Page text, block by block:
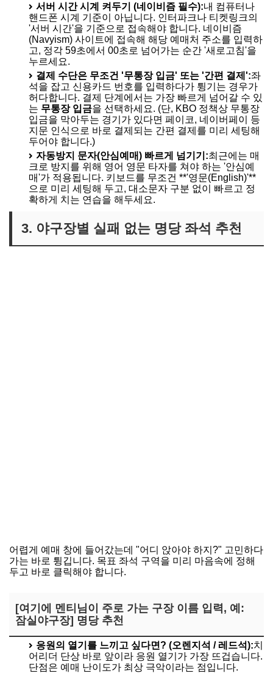
서버 시간 시계 켜두기 (네이비즘 필수):내 컴퓨터나
핸드폰 시계 기준이 아닙니다. 인터파크나 티켓링크의
'서버 시간'을 기준으로 접속해야 합니다. 네이비즘
(Navyism) 사이트에 접속해 해당 예매처 주소를 입력하
고, 정각 59초에서 00초로 넘어가는 순간 '새로고침'을
누르세요.
결제 수단은 무조건 '무통장 입금' 또는 '간편 결제':좌
석을 잡고 신용카드 번호를 입력하다가 튕기는 경우가
허다합니다. 결제 단계에서는 가장 빠르게 넘어갈 수 있
는 무통장 입금을 선택하세요. (단, KBO 정책상 무통장
입금을 막아두는 경기가 있다면 페이코, 네이버페이 등
지문 인식으로 바로 결제되는 간편 결제를 미리 세팅해
두어야 합니다.)
자동방지 문자(안심예매) 빠르게 넘기기:최근에는 매
크로 방지를 위해 영어 영문 타자를 쳐야 하는 '안심예
매'가 적용됩니다. 키보드를 무조건 **'영문(English)'**
으로 미리 세팅해 두고, 대소문자 구분 없이 빠르고 정
확하게 치는 연습을 해두세요.
3. 야구장별 실패 없는 명당 좌석 추천
어렵게 예매 창에 들어갔는데 "어디 앉아야 하지?" 고민하다
가는 바로 튕깁니다. 목표 좌석 구역을 미리 마음속에 정해
두고 바로 클릭해야 합니다.
[여기에 멘티님이 주로 가는 구장 이름 입력, 예:
잠실야구장] 명당 추천
응원의 열기를 느끼고 싶다면? (오렌지석 / 레드석):치
어리더 단상 바로 앞이라 응원 열기가 가장 뜨겁습니다.
단점은 예매 난이도가 최상 극악이라는 점입니다.